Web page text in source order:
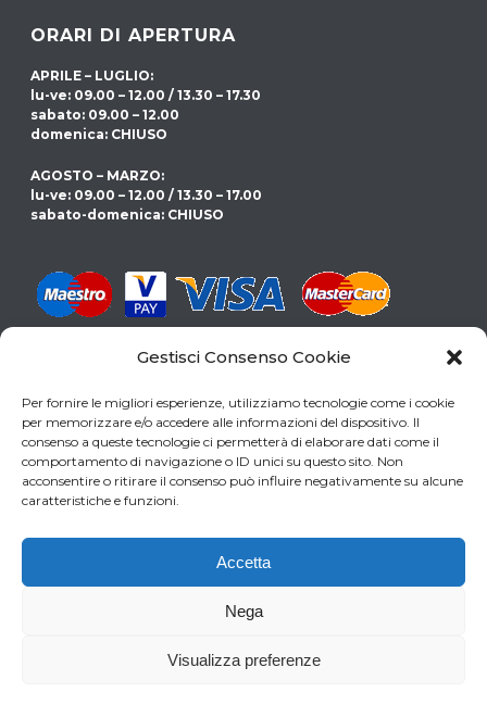
Gestisci Consenso Cookie
Per fornire le migliori esperienze, utilizziamo tecnologie come i cookie
per memorizzare e/o accedere alle informazioni del dispositivo. Il
consenso a queste tecnologie ci permetterà di elaborare dati come il
comportamento di navigazione o ID unici su questo sito. Non
acconsentire o ritirare il consenso può influire negativamente su alcune
caratteristiche e funzioni.
Accetta
Nega
Visualizza preferenze
ORARI DI APERTURA
APRILE – LUGLIO:
lu-ve: 09.00 – 12.00 / 13.30 – 17.30
sabato: 09.00 – 12.00
domenica: CHIUSO
AGOSTO – MARZO:
lu-ve: 09.00 – 12.00 / 13.30 – 17.00
sabato-domenica: CHIUSO
SCARICA LA NOSTRA GUIDA